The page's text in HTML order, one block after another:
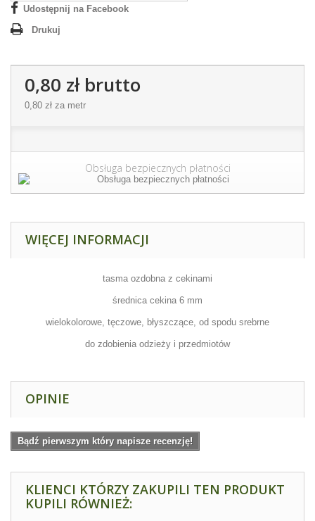
Udostępnij na Facebook
Drukuj
0,80 złbrutto
0,80 zł za metr
Obsługa bezpiecznych płatności
WIĘCEJ INFORMACJI
tasma ozdobna z cekinami
średnica cekina 6 mm
wielokolorowe, tęczowe, błyszczące, od spodu srebrne
do zdobienia odzieży i przedmiotów
OPINIE
Bądź pierwszym który napisze recenzję!
KLIENCI KTÓRZY ZAKUPILI TEN PRODUKT
KUPILI RÓWNIEŻ: